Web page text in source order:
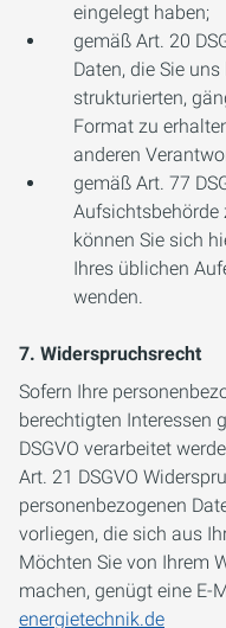
eingelegt haben;
gemäß Art. 20
Daten, die Sie
strukturierten,
Format zu
anderen
gemäß Art. 77
Aufsichtsbehörde
können Sie sich
Ihres üblichen
wenden.
7. Widerspruchsrecht
Sofern Ihre
berechtigten Interessen
DSGVO verarbeitet
Art. 21 DSGVO
personenbezogenen
vorliegen, die sich aus
Möchten Sie von Ihrem
machen, genügt eine E-
energietechnik.de